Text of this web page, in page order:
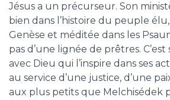
Jésus a un précurseur. Son
bien dans l’histoire du peuple
Genèse et méditée dans les
pas d’une lignée de prêtres.
avec Dieu qui l’inspire dans ses
au service d’une justice, d’une
aux plus petits que Melchisédek